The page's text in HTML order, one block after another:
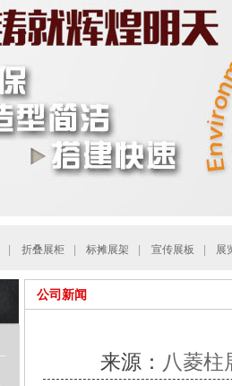
折叠展柜 标摊展架 宣传展板 展
公司新闻
来源： 八菱柱